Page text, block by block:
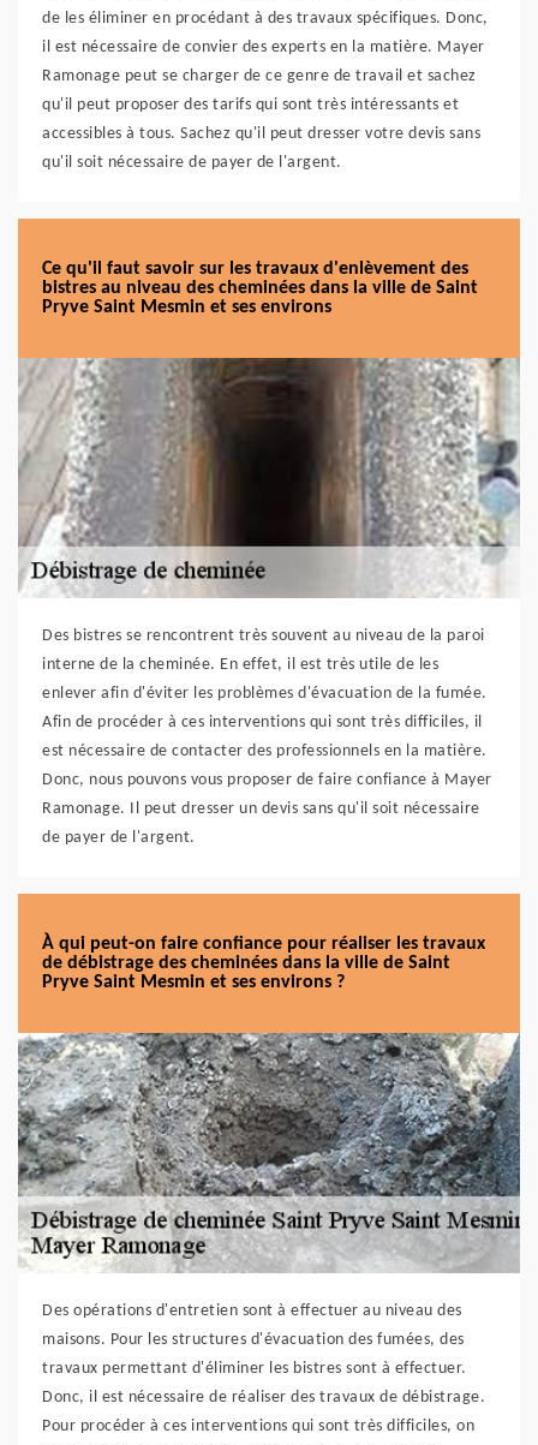
de les éliminer en procédant à des travaux spécifiques. Donc,
il est nécessaire de convier des experts en la matière. Mayer
Ramonage peut se charger de ce genre de travail et sachez
qu'il peut proposer des tarifs qui sont très intéressants et
accessibles à tous. Sachez qu'il peut dresser votre devis sans
qu'il soit nécessaire de payer de l'argent.
Ce qu'il faut savoir sur les travaux d'enlèvement des
bistres au niveau des cheminées dans la ville de Saint
Pryve Saint Mesmin et ses environs
Des bistres se rencontrent très souvent au niveau de la paroi
interne de la cheminée. En effet, il est très utile de les
enlever afin d'éviter les problèmes d'évacuation de la fumée.
Afin de procéder à ces interventions qui sont très difficiles, il
est nécessaire de contacter des professionnels en la matière.
Donc, nous pouvons vous proposer de faire confiance à Mayer
Ramonage. Il peut dresser un devis sans qu'il soit nécessaire
de payer de l'argent.
À qui peut-on faire confiance pour réaliser les travaux
de débistrage des cheminées dans la ville de Saint
Pryve Saint Mesmin et ses environs ?
Des opérations d'entretien sont à effectuer au niveau des
maisons. Pour les structures d'évacuation des fumées, des
travaux permettant d'éliminer les bistres sont à effectuer.
Donc, il est nécessaire de réaliser des travaux de débistrage.
Pour procéder à ces interventions qui sont très difficiles, on